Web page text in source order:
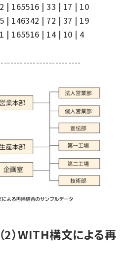
| 165516 | 33 | 17 | 10
| 146342 | 72 | 37 | 19
| 165516 | 14 | 10 | 4
2）WITH構文による再